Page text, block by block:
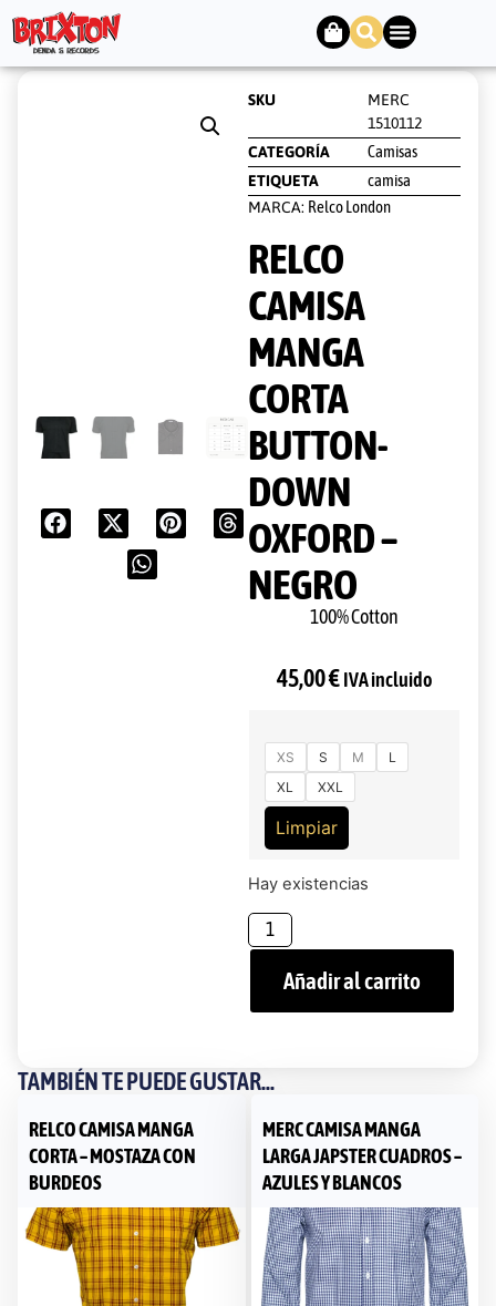
SKU
MERC
1510112
CATEGORÍA
Camisas
ETIQUETA camisa
MARCA: Relco London
RELCO
CAMISA
MANGA
CORTA
BUTTON-
DOWN
OXFORD –
NEGRO
100% Cotton
45,00€IVA incluido
XS S M
L
XL
XXL
Limpiar
Hay existencias
Añadir al carrito
TAMBIÉN TE PUEDE GUSTAR...
RELCO CAMISA MANGA
CORTA – MOSTAZA CON
BURDEOS
MERC CAMISA MANGA
LARGA JAPSTER CUADROS –
AZULES Y BLANCOS